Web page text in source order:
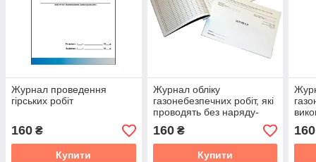
Журнал проведення
гірських робіт
160 ₴
Купити
Журнал обліку
газонебезпечних робіт, які
проводять без наряду-
допуску.
160₴
Купити
160